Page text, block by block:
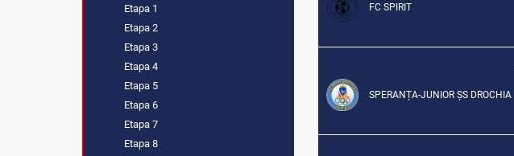
Etapa 1
Etapa 2
Etapa 3
Etapa 4
Etapa 5
Etapa 6
Etapa 7
Etapa 8
FC SPIRIT
SPERANȚA-JUNIOR ȘS DROCHIA